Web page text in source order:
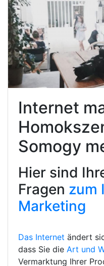
Internet
Somogy
Hier sind
Fragen zum
Marketing
Das Internet ändert
dass Sie die Art und
Vermarktung Ihrer